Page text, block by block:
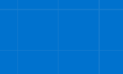
A BATERÍA